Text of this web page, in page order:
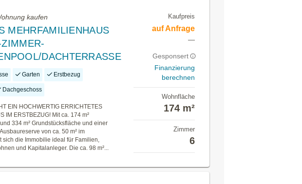
kaufen
MEHRFAMILIENHAUS
DACHTERRASSE
Garten Erstbezug
Dachgeschoss
EIN HOCHWERTIG ERRICHTETES
IM ERSTBEZUG! Mit ca. 174 m²
334 m² Grundstücksfläche und einer
von ca. 50 m² im
sich die Immobilie ideal für Familien,
und Kapitalanleger. Die ca. 98 m²...
Kaufpreis
auf Anfrage
—
Gesponsert
Finanzierung
berechnen
Wohnfläche
174 m²
Zimmer
6